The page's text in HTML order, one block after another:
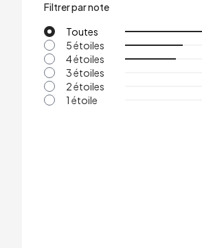
Filtrer par note
Toutes
5 étoiles
4 étoiles
3 étoiles
2 étoiles
1 étoile